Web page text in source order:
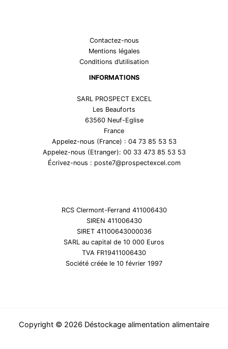
Contactez-nous
Mentions légales
Conditions d’utilisation
INFORMATIONS
SARL PROSPECT EXCEL
Les Beauforts
63560 Neuf-Eglise
France
Appelez-nous (France) : 04 73 85 53 53
Appelez-nous (Etranger): 00 33 473 85 53 53
Écrivez-nous : poste7@prospectexcel.com
RCS Clermont-Ferrand 411006430
SIREN 411006430
SIRET 41100643000036
SARL au capital de 10 000 Euros
TVA FR19411006430
Société créée le 10 février 1997
Copyright © 2026 Déstockage alimentation alimentaire